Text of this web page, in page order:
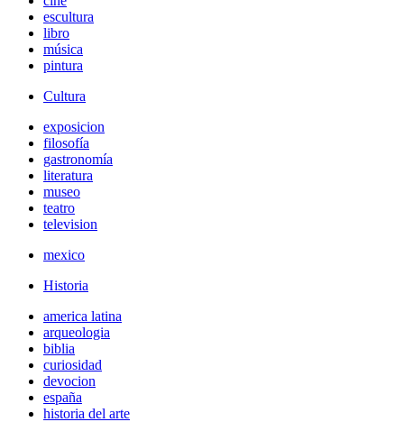
escultura
libro
música
pintura
Cultura
exposicion
filosofía
gastronomía
literatura
museo
teatro
television
mexico
Historia
america latina
arqueologia
biblia
curiosidad
devocion
españa
historia del arte